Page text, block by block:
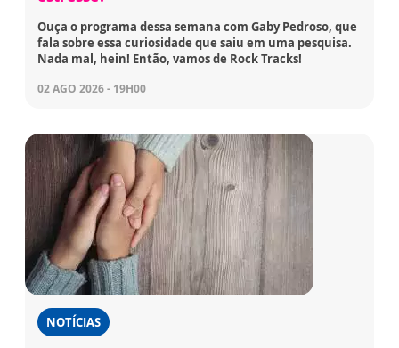
Ouça o programa dessa semana com Gaby Pedroso, que
fala sobre essa curiosidade que saiu em uma pesquisa.
Nada mal, hein! Então, vamos de Rock Tracks!
02 AGO 2026 - 19H00
NOTÍCIAS